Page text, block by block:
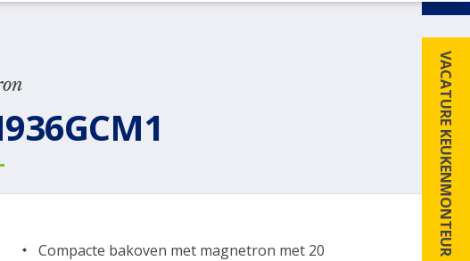
VACATURE KEUKENMONTEUR
Compacte bakoven met magnetron met 20